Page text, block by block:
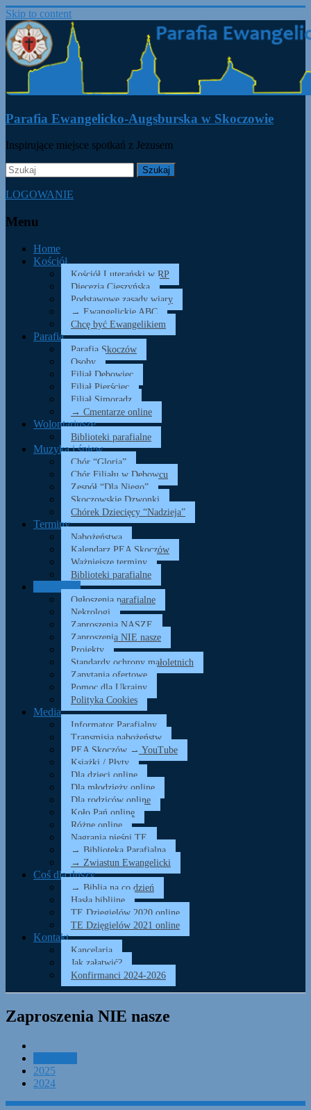
Skip to content
Parafia Ewangelicko-Augsburska w Skoczowie
Inspirujące miejsce spotkań z Jezusem
LOGOWANIE
Menu
Home
Kościół
Kościół Luterański w RP
Diecezja Cieszyńska
Podstawowe zasady wiary
→ Ewangelickie ABC
Chcę być Ewangelikiem
Parafia
Parafia Skoczów
Osoby
Filiał Dębowiec
Filiał Pierściec
Filiał Simoradz
→ Cmentarze online
Wolontariusze
Biblioteki parafialne
Muzyka i śpiew
Chór “Gloria”
Chór Filiału w Dębowcu
Zespół “Dla Niego”
Skoczowskie Dzwonki
Chórek Dziecięcy “Nadzieja”
Terminy
Nabożeństwa
Kalendarz PEA Skoczów
Ważniejsze terminy
Biblioteki parafialne
Informacje
Ogłoszenia parafialne
Nekrologi
Zaproszenia NASZE
Zaproszenia NIE nasze
Projekty
Standardy ochrony małoletnich
Zapytania ofertowe
Pomoc dla Ukrainy
Polityka Cookies
Media
Informator Parafialny
Transmisja nabożeństw
PEA Skoczów → YouTube
Książki / Płyty
Dla dzieci online
Dla młodzieży online
Dla rodziców online
Koło Pań online
Różne online
Nagrania pieśni TE
→ Biblioteka Parafialna
→ Zwiastun Ewangelicki
Coś dla duszy…
→ Biblia na co dzień
Hasła biblijne
TE Dzięgielów 2020 online
TE Dzięgielów 2021 online
Kontakt
Kancelaria
Jak załatwić?
Konfirmanci 2024-2026
Zaproszenia NIE nasze
2025
2024